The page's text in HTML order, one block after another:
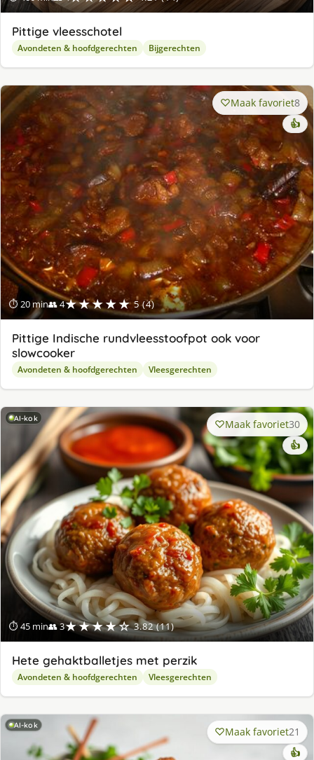
Pittige vleesschotel
Avondeten & hoofdgerechten Bijgerechten
⏱ 20 min👥 4★★★★★ 5 (4)
Maak favoriet8
👍
Pittige Indische rundvleesstoofpot ook voor
slowcooker
Avondeten & hoofdgerechten Vleesgerechten
AI-kok
⏱ 45 min👥 3★★★★☆ 3.82 (11)
Maak favoriet30
👍
Hete gehaktballetjes met perzik
Avondeten & hoofdgerechten Vleesgerechten
AI-kok Maak favoriet21
👍